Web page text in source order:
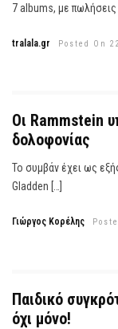
7 albums, με πωλήσεις
tralala.gr Posted On
Οι Rammstein
δολοφονίας
Το συμβάν έχει ως
Gladden […]
Γιώργος Κορέλης
Παιδικό
όχι μόνο!